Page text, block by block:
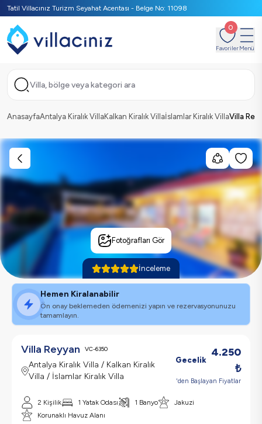
Tatil Villacınız Turizm Seyahat Acentası - Belge No: 11098
0
FavorilerMenü
Villa, bölge veya kategori ara
AnasayfaAntalya Kiralık VillaKalkan Kiralık Villaİslamlar Kiralık VillaVilla
Fotoğrafları Gör
İnceleme
Hemen Kiralanabilir
Ön onay beklemeden ödemenizi yapın ve rezervasyonunuzu
tamamlayın.
Villa Reyyan VC-6350
Antalya Kiralık Villa / Kalkan Kiralık
Villa / İslamlar Kiralık Villa
Gecelik
4.250
₺
'den Başlayan Fiyatlar
2 Kişilik 1 Yatak Odası 1 Banyo
Jakuzi
Korunaklı Havuz Alanı